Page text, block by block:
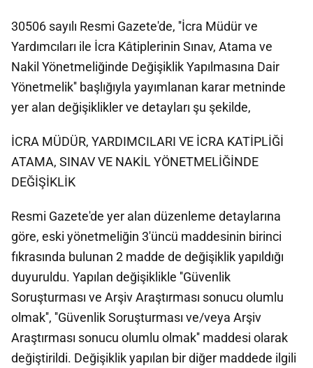
30506 sayılı Resmi Gazete'de, ''İcra Müdür ve
Yardımcıları ile İcra Kâtiplerinin Sınav, Atama ve
Nakil Yönetmeliğinde Değişiklik Yapılmasına Dair
Yönetmelik'' başlığıyla yayımlanan karar metninde
yer alan değişiklikler ve detayları şu şekilde,
İCRA MÜDÜR, YARDIMCILARI VE İCRA KATİPLİĞİ
ATAMA, SINAV VE NAKİL YÖNETMELİĞİNDE
DEĞİŞİKLİK
Resmi Gazete'de yer alan düzenleme detaylarına
göre, eski yönetmeliğin 3'üncü maddesinin birinci
fıkrasında bulunan 2 madde de değişiklik yapıldığı
duyuruldu. Yapılan değişiklikle ''Güvenlik
Soruşturması ve Arşiv Araştırması sonucu olumlu
olmak'', ''Güvenlik Soruşturması ve/veya Arşiv
Araştırması sonucu olumlu olmak'' maddesi olarak
değiştirildi. Değişiklik yapılan bir diğer maddede ilgili